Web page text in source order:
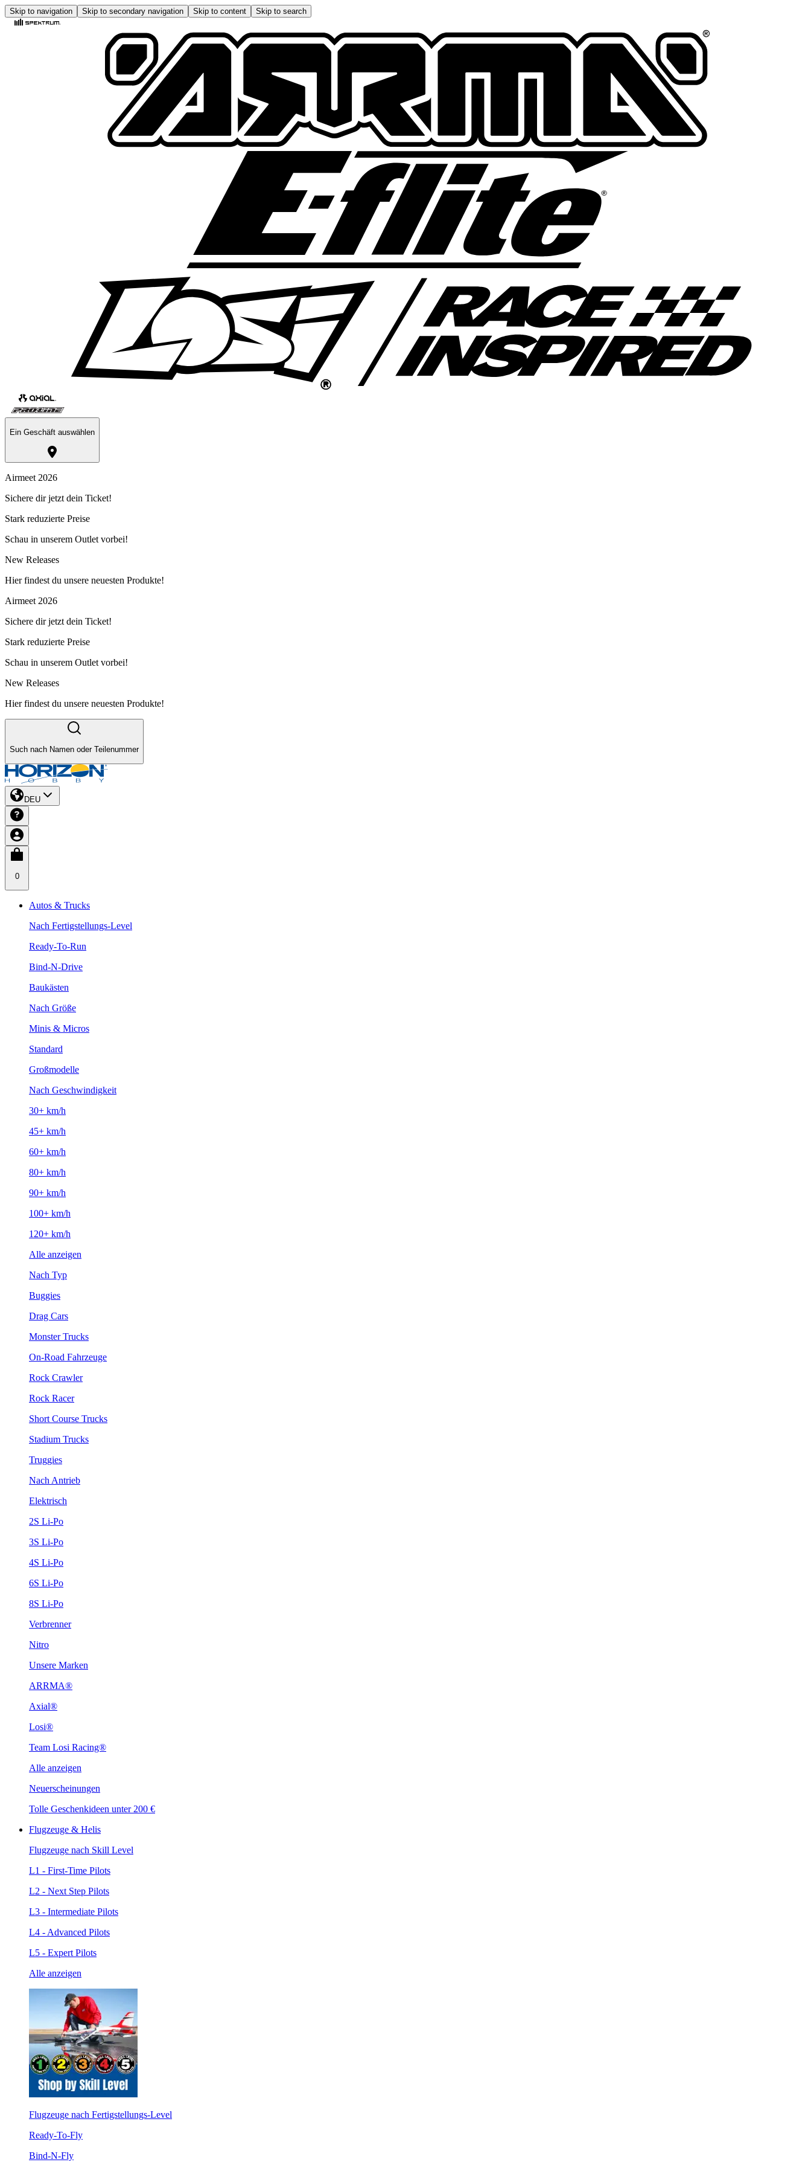
Skip to navigation Skip to secondary navigation Skip to content Skip to search
Ein Geschäft auswählen
Airmeet 2026
Sichere dir jetzt dein Ticket!
Stark reduzierte Preise
Schau in unserem Outlet vorbei!
New Releases
Hier findest du unsere neuesten Produkte!
Airmeet 2026
Sichere dir jetzt dein Ticket!
Stark reduzierte Preise
Schau in unserem Outlet vorbei!
New Releases
Hier findest du unsere neuesten Produkte!
Such nach Namen oder Teilenummer
DEU
0
Autos & Trucks
Nach Fertigstellungs-Level
Ready-To-Run
Bind-N-Drive
Baukästen
Nach Größe
Minis & Micros
Standard
Großmodelle
Nach Geschwindigkeit
30+ km/h
45+ km/h
60+ km/h
80+ km/h
90+ km/h
100+ km/h
120+ km/h
Alle anzeigen
Nach Typ
Buggies
Drag Cars
Monster Trucks
On-Road Fahrzeuge
Rock Crawler
Rock Racer
Short Course Trucks
Stadium Trucks
Truggies
Nach Antrieb
Elektrisch
2S Li-Po
3S Li-Po
4S Li-Po
6S Li-Po
8S Li-Po
Verbrenner
Nitro
Unsere Marken
ARRMA®
Axial®
Losi®
Team Losi Racing®
Alle anzeigen
Neuerscheinungen
Tolle Geschenkideen unter 200 €
Flugzeuge & Helis
Flugzeuge nach Skill Level
L1 - First-Time Pilots
L2 - Next Step Pilots
L3 - Intermediate Pilots
L4 - Advanced Pilots
L5 - Expert Pilots
Alle anzeigen
Flugzeuge nach Fertigstellungs-Level
Ready-To-Fly
Bind-N-Fly